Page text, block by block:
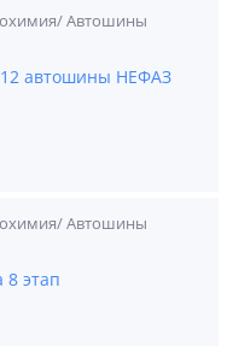
Автошины
автошины НЕФАЗ
Автошины
этап